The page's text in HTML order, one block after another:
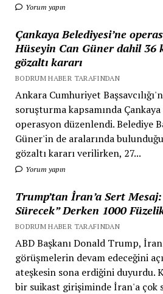
Yorum yapın
Çankaya Belediyesi’ne
Hüseyin Can Güner dahil 36
gözaltı kararı
BODRUM HABER TARAFINDAN
Ankara Cumhuriyet
soruşturma kapsamında
operasyon düzenlendi. Belediye
Güner'in de aralarında
gözaltı kararı verilirken, 27...
Yorum yapın
Trump’tan İran’a Sert
Sürecek” Derken 1000
BODRUM HABER TARAFINDAN
ABD Başkanı Donald Trump,
görüşmelerin devam edeceğini
ateşkesin sona erdiğini duyurdu.
bir suikast girişiminde İran'a çok